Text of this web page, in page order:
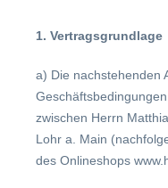
1. Vertragsgrundlage
a) Die nachstehenden
zwischen Herrn
Lohr a. Main
des Onlineshops